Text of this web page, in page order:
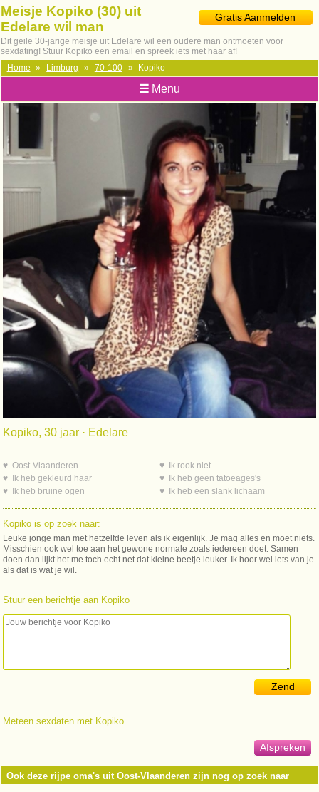
Gratis Aanmelden
Meisje Kopiko (30) uit
Edelare wil man
Dit geile 30-jarige meisje uit Edelare wil een oudere man ontmoeten voor
sexdating! Stuur Kopiko een email en spreek iets met haar af!
Home » Limburg » 70-100 » Kopiko
☰Menu
Kopiko, 30 jaar · Edelare
♥ Oost-Vlaanderen
♥ Ik heb gekleurd haar
♥ Ik heb bruine ogen
♥ Ik rook niet
♥ Ik heb geen tatoeages's
♥ Ik heb een slank lichaam
Kopiko is op zoek naar:
Leuke jonge man met hetzelfde leven als ik eigenlijk. Je mag alles en moet niets.
Misschien ook wel toe aan het gewone normale zoals iedereen doet. Samen
doen dan lijkt het me toch echt net dat kleine beetje leuker. Ik hoor wel iets van je
als dat is wat je wil.
Stuur een berichtje aan Kopiko
Zend
Meteen sexdaten met Kopiko
Afspreken
Ook deze rijpe oma's uit Oost-Vlaanderen zijn nog op zoek naar